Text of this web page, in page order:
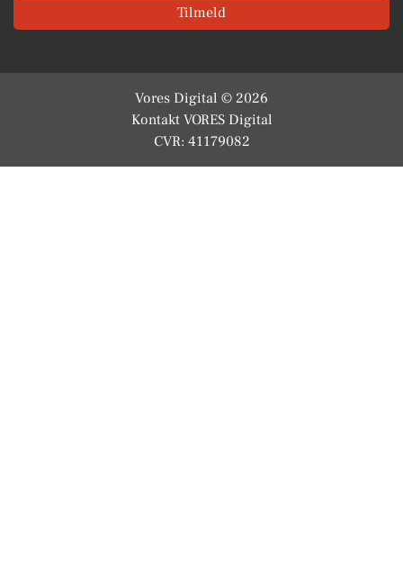
Tilmeld
Vores Digital © 2026
Kontakt VORES Digital
CVR: 41179082